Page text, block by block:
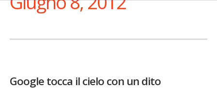
Google tocca il cielo con un dito